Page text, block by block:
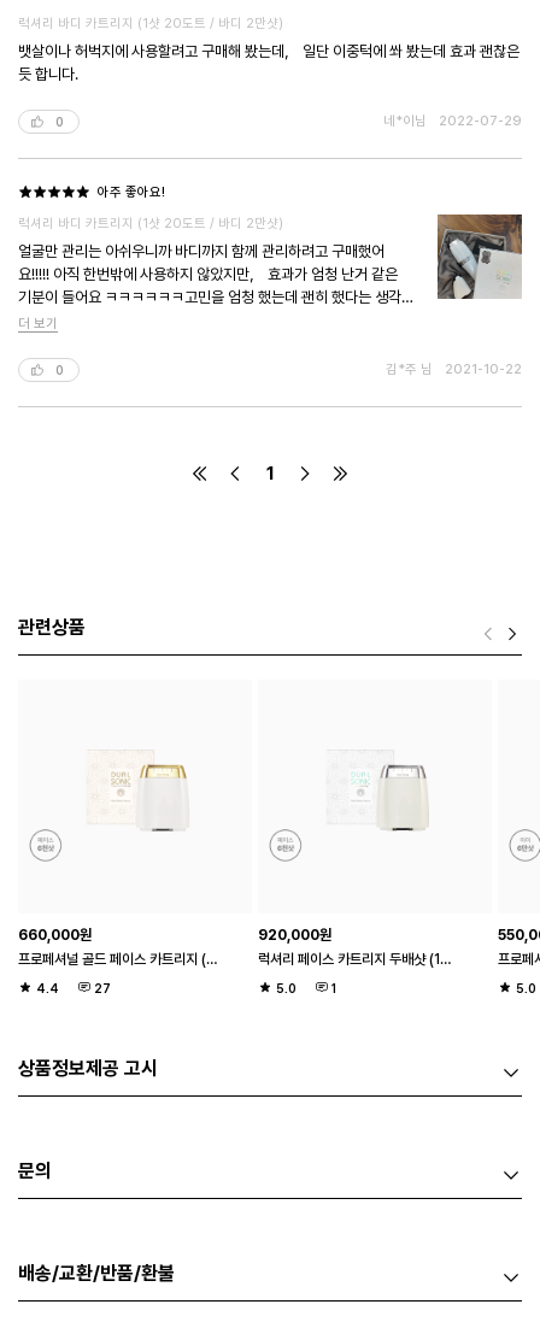
관련상품
4.4 27
프로페셔널 골드 페이스 카트리지 (1샷 20도트 / 페이스 6천샷)
660,000원
5.0 1
럭셔리 페이스 카트리지 두배샷 (1샷 20도트 / 페이스 6천샷)
920,000원
5.0
상품정보제공 고시
문의
배송/교환/반품/환불